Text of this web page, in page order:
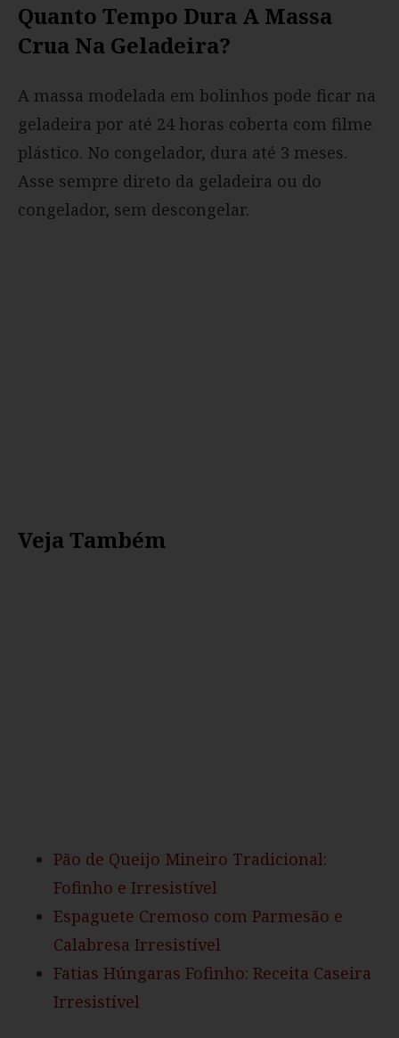
Quanto Tempo Dura A Massa
Crua Na Geladeira?
A massa modelada em bolinhos pode ficar na
geladeira por até 24 horas coberta com filme
plástico. No congelador, dura até 3 meses.
Asse sempre direto da geladeira ou do
congelador, sem descongelar.
Veja Também
Pão de Queijo Mineiro Tradicional:
Fofinho e Irresistível
Espaguete Cremoso com Parmesão e
Calabresa Irresistível
Fatias Húngaras Fofinho: Receita Caseira
Irresistível